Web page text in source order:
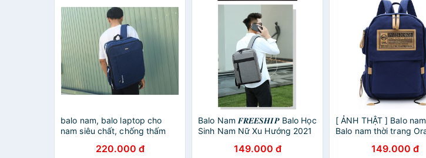
balo nam, balo laptop cho
nam siêu chất, chống thấm
220.000 đ
Balo Nam 𝑭𝑹𝑬𝑬𝑺𝑯𝑰𝑷 Balo Học
Sinh Nam Nữ Xu Hướng 2021
149.000 đ
[ ẢNH THẬT ] Balo
Balo nam thời trang
149.000 đ